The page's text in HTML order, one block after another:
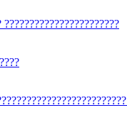
???????????????????????